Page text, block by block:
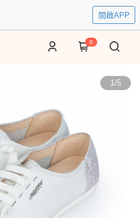
開啟APP
0
1/5